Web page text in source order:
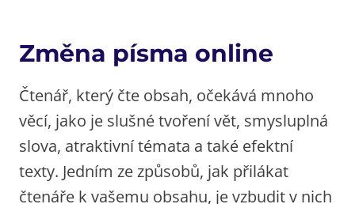
Změna písma online
Čtenář, který čte obsah, očekává mnoho
věcí, jako je slušné tvoření vět, smysluplná
slova, atraktivní témata a také efektní
texty. Jedním ze způsobů, jak přilákat
čtenáře k vašemu obsahu, je vzbudit v nich